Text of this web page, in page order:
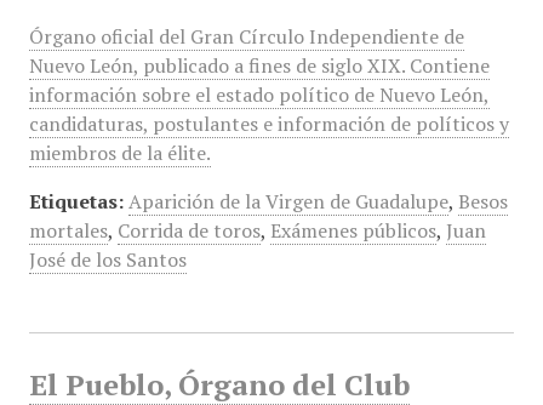
Órgano oficial del Gran Círculo Independiente de
Nuevo León, publicado a fines de siglo XIX. Contiene
información sobre el estado político de Nuevo León,
candidaturas, postulantes e información de políticos y
miembros de la élite.
Etiquetas: Aparición de la Virgen de Guadalupe, Besos
mortales, Corrida de toros, Exámenes públicos, Juan
José de los Santos
El Pueblo, Órgano del Club